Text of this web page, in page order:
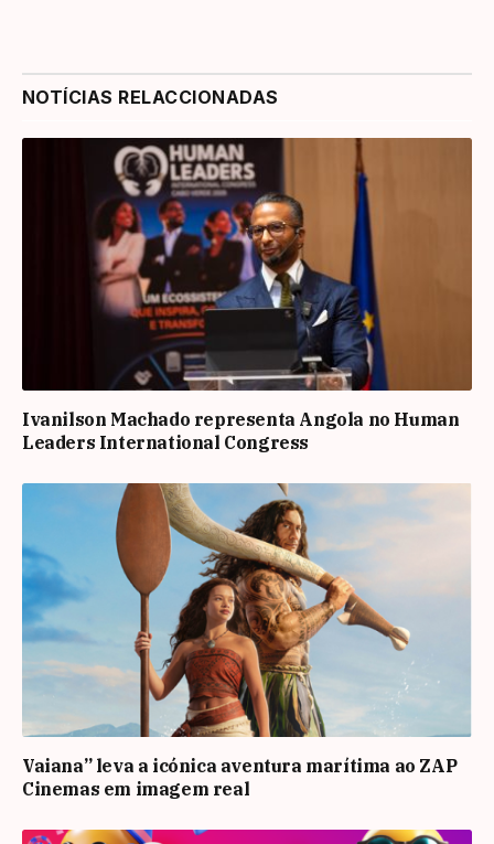
NOTÍCIAS RELACCIONADAS
Ivanilson Machado representa Angola no Human
Leaders International Congress
Vaiana” leva a icónica aventura marítima ao ZAP
Cinemas em imagem real